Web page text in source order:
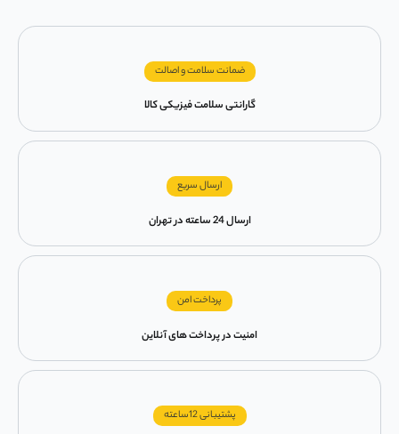
ضمانت سلامت و اصالت
گارانتی سلامت فیزیکی کالا
ارسال سریع
ارسال 24 ساعته در تهران
پرداخت امن
امنیت در پرداخت های آنلاین
پشتیبانی 12ساعته